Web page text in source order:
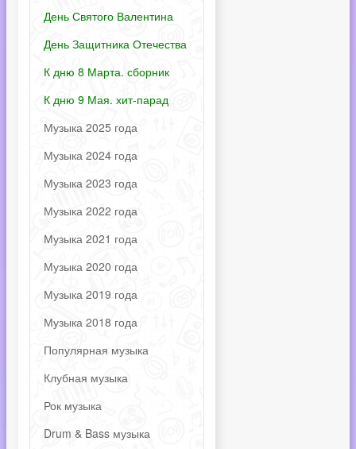
День Святого Валентина
День Защитника Отечества
К дню 8 Марта. сборник
К дню 9 Мая. хит-парад
Музыка 2025 года
Музыка 2024 года
Музыка 2023 года
Музыка 2022 года
Музыка 2021 года
Музыка 2020 года
Музыка 2019 года
Музыка 2018 года
Популярная музыка
Клубная музыка
Рок музыка
Drum & Bass музыка